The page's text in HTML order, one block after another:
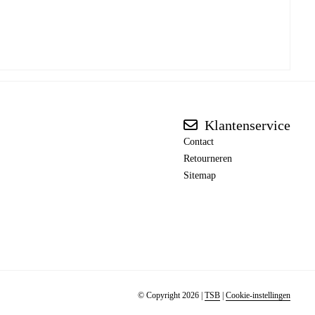
Klantenservice
Contact
Retourneren
Sitemap
© Copyright 2026 | TSB | Cookie-instellingen